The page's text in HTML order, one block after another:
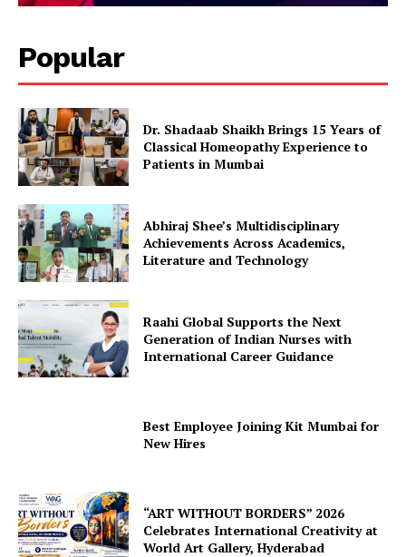
Popular
Dr. Shadaab Shaikh Brings 15 Years of
Classical Homeopathy Experience to
Patients in Mumbai
Abhiraj Shee’s Multidisciplinary
Achievements Across Academics,
Literature and Technology
Raahi Global Supports the Next
Generation of Indian Nurses with
International Career Guidance
Best Employee Joining Kit Mumbai for
New Hires
“ART WITHOUT BORDERS” 2026
Celebrates International Creativity at
World Art Gallery, Hyderabad